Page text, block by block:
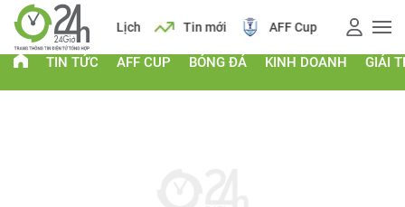
Lịch Tin mới AFF Cup Giá vàng
TIN TỨC AFF CUP BÓNG ĐÁ KINH DOANH GIẢI